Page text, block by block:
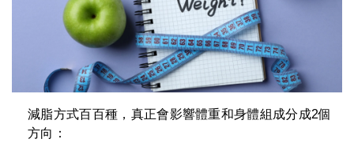
減脂方式百百種，真正會影響體重和身體組成分成2個
方向：